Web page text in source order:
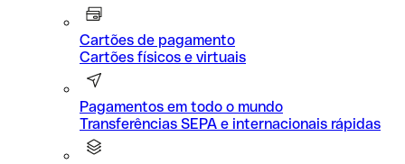
Cartões de pagamento
Cartões físicos e virtuais
Pagamentos em todo o mundo
Transferências SEPA e internacionais rápidas